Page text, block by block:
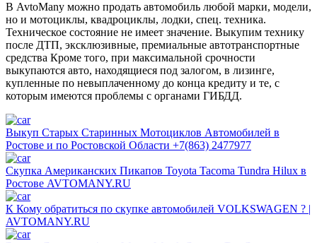
В AvtoMany можно продать автомобиль любой марки, модели,
но и мотоциклы, квадроциклы, лодки, спец. техника.
Техническое состояние не имеет значение. Выкупим технику
после ДТП, эксклюзивные, премиальные автотранспортные
средства Кроме того, при максимальной срочности
выкупаются авто, находящиеся под залогом, в лизинге,
купленные по невыплаченному до конца кредиту и те, с
которым имеются проблемы с органами ГИБДД.
Выкуп Старых Старинных Мотоциклов Автомобилей в
Ростове и по Ростовской Области +7(863) 2477977
Скупка Американских Пикапов Toyota Tacoma Tundra Hilux в
Ростове AVTOMANY.RU
К Кому обратиться по скупке автомобилей VOLKSWAGEN ? |
AVTOMANY.RU